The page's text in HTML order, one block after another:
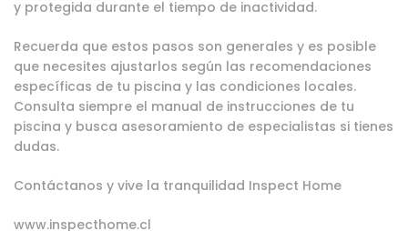
y protegida durante el tiempo de inactividad.
Recuerda que estos pasos son generales y es posible
que necesites ajustarlos según las recomendaciones
específicas de tu piscina y las condiciones locales.
Consulta siempre el manual de instrucciones de tu
piscina y busca asesoramiento de especialistas si tienes
dudas.
Contáctanos y vive la tranquilidad Inspect Home
www.inspecthome.cl